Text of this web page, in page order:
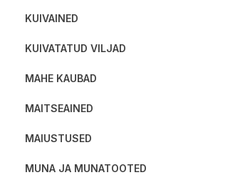
KUIVAINED
KUIVATATUD VILJAD
MAHE KAUBAD
MAITSEAINED
MAIUSTUSED
MUNA JA MUNATOOTED